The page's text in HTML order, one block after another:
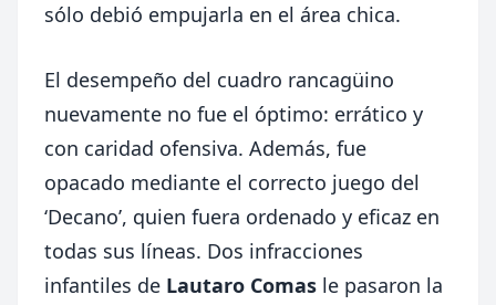
sólo debió empujarla en el área chica.
El desempeño del cuadro rancagüino
nuevamente no fue el óptimo: errático y
con caridad ofensiva. Además, fue
opacado mediante el correcto juego del
‘Decano’, quien fuera ordenado y eficaz en
todas sus líneas. Dos infracciones
infantiles de Lautaro Comas le pasaron la